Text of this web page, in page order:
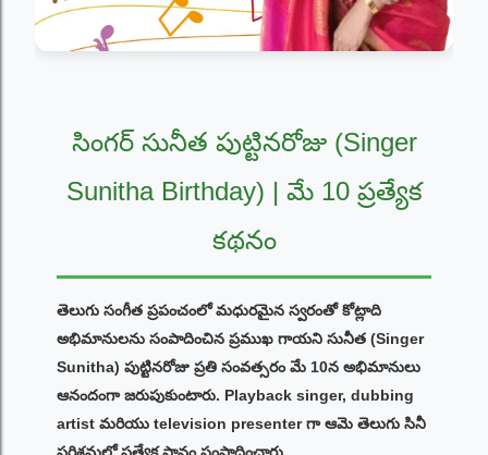
సింగర్ సునీత పుట్టినరోజు (Singer
Sunitha Birthday) | మే 10 ప్రత్యేక
కథనం
తెలుగు సంగీత ప్రపంచంలో మధురమైన స్వరంతో కోట్లాది
అభిమానులను సంపాదించిన ప్రముఖ గాయని సునీత (Singer
Sunitha) పుట్టినరోజు ప్రతి సంవత్సరం మే 10న అభిమానులు
ఆనందంగా జరుపుకుంటారు. Playback singer, dubbing
artist మరియు television presenter గా ఆమె తెలుగు సినీ